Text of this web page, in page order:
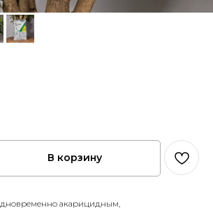
В корзину
акарицидным,